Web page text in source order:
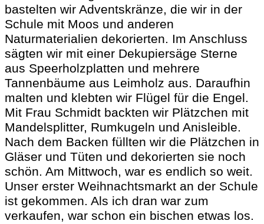
bastelten wir Adventskränze, die wir in der
Schule mit Moos und anderen
Naturmaterialien dekorierten. Im Anschluss
sägten wir mit einer Dekupiersäge Sterne
aus Speerholzplatten und mehrere
Tannenbäume aus Leimholz aus. Daraufhin
malten und klebten wir Flügel für die Engel.
Mit Frau Schmidt backten wir Plätzchen mit
Mandelsplitter, Rumkugeln und Anisleible.
Nach dem Backen füllten wir die Plätzchen in
Gläser und Tüten und dekorierten sie noch
schön. Am Mittwoch, war es endlich so weit.
Unser erster Weihnachtsmarkt an der Schule
ist gekommen. Als ich dran war zum
verkaufen, war schon ein bischen etwas los.